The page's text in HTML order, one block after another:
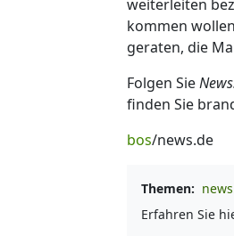
weiterleiten
kommen
geraten, die
Folgen Sie
finden Sie
bos/news.de
Themen:
Erfahren Sie